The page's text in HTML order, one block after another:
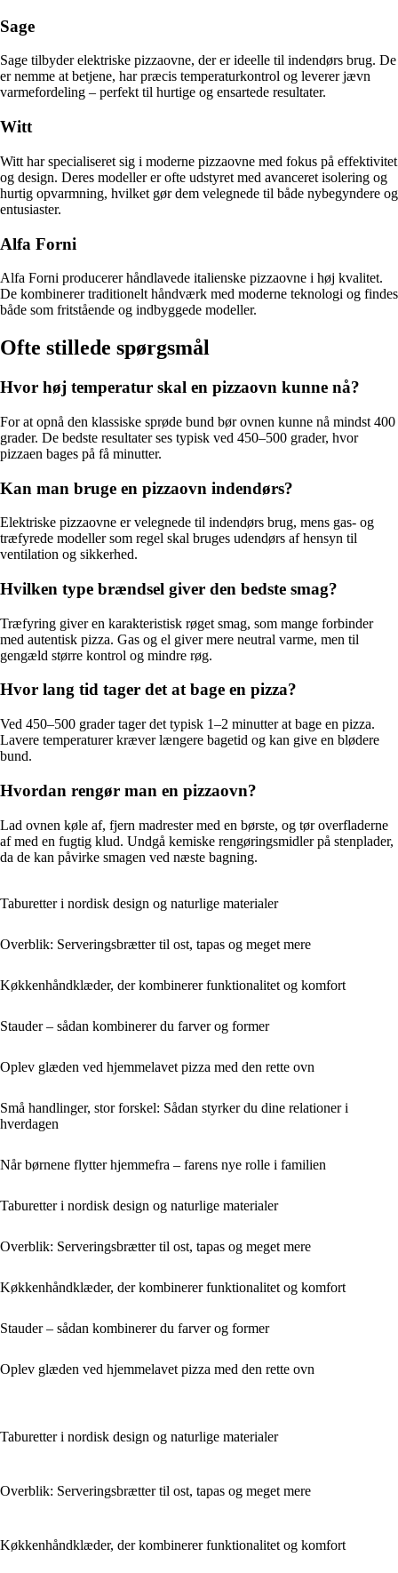
Sage
Sage tilbyder elektriske pizzaovne, der er ideelle til indendørs brug. De
er nemme at betjene, har præcis temperaturkontrol og leverer jævn
varmefordeling – perfekt til hurtige og ensartede resultater.
Witt
Witt har specialiseret sig i moderne pizzaovne med fokus på effektivitet
og design. Deres modeller er ofte udstyret med avanceret isolering og
hurtig opvarmning, hvilket gør dem velegnede til både nybegyndere og
entusiaster.
Alfa Forni
Alfa Forni producerer håndlavede italienske pizzaovne i høj kvalitet.
De kombinerer traditionelt håndværk med moderne teknologi og findes
både som fritstående og indbyggede modeller.
Ofte stillede spørgsmål
Hvor høj temperatur skal en pizzaovn kunne nå?
For at opnå den klassiske sprøde bund bør ovnen kunne nå mindst 400
grader. De bedste resultater ses typisk ved 450–500 grader, hvor
pizzaen bages på få minutter.
Kan man bruge en pizzaovn indendørs?
Elektriske pizzaovne er velegnede til indendørs brug, mens gas- og
træfyrede modeller som regel skal bruges udendørs af hensyn til
ventilation og sikkerhed.
Hvilken type brændsel giver den bedste smag?
Træfyring giver en karakteristisk røget smag, som mange forbinder
med autentisk pizza. Gas og el giver mere neutral varme, men til
gengæld større kontrol og mindre røg.
Hvor lang tid tager det at bage en pizza?
Ved 450–500 grader tager det typisk 1–2 minutter at bage en pizza.
Lavere temperaturer kræver længere bagetid og kan give en blødere
bund.
Hvordan rengør man en pizzaovn?
Lad ovnen køle af, fjern madrester med en børste, og tør overfladerne
af med en fugtig klud. Undgå kemiske rengøringsmidler på stenplader,
da de kan påvirke smagen ved næste bagning.
Taburetter i nordisk design og naturlige materialer
Overblik: Serveringsbrætter til ost, tapas og meget mere
Køkkenhåndklæder, der kombinerer funktionalitet og komfort
Stauder – sådan kombinerer du farver og former
Oplev glæden ved hjemmelavet pizza med den rette ovn
Små handlinger, stor forskel: Sådan styrker du dine relationer i
hverdagen
Når børnene flytter hjemmefra – farens nye rolle i familien
Taburetter i nordisk design og naturlige materialer
Overblik: Serveringsbrætter til ost, tapas og meget mere
Køkkenhåndklæder, der kombinerer funktionalitet og komfort
Stauder – sådan kombinerer du farver og former
Oplev glæden ved hjemmelavet pizza med den rette ovn
Taburetter i nordisk design og naturlige materialer
Overblik: Serveringsbrætter til ost, tapas og meget mere
Køkkenhåndklæder, der kombinerer funktionalitet og komfort